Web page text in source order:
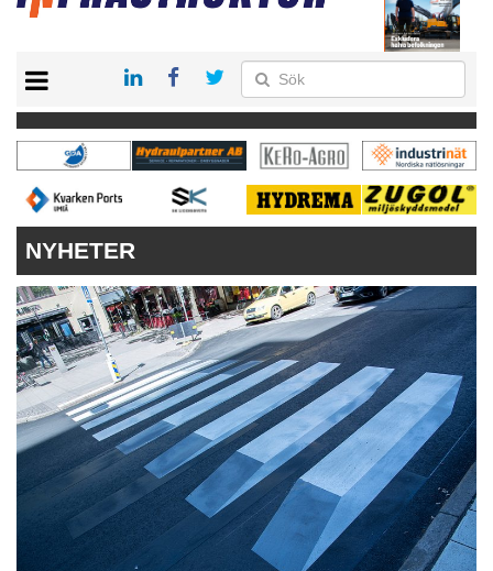
KONTAKT
VÅRA ANDRA MAGASIN
PRENUMERERA
NYHETER